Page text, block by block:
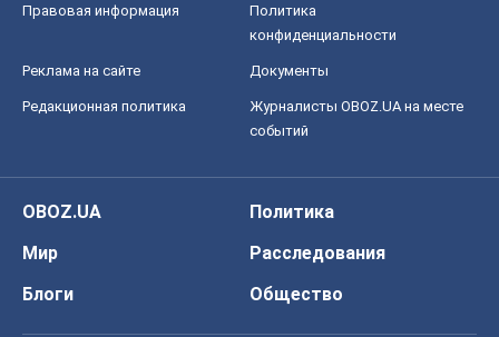
Правовая информация
Политика
конфиденциальности
Реклама на сайте Документы
Редакционная политика
Журналисты OBOZ.UA на месте
событий
OBOZ.UA
Политика
Мир
Расследования
Блоги
Общество